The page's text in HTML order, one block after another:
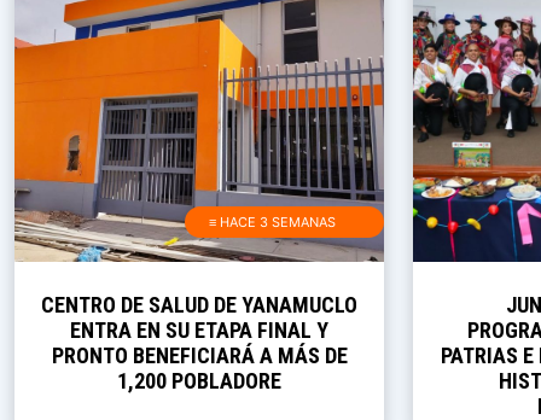
≡ HACE 3 SEMANAS
CENTRO DE SALUD DE YANAMUCLO
ENTRA EN SU ETAPA FINAL Y
PRONTO BENEFICIARÁ A MÁS DE
1,200 POBLADORE
PATRIAS